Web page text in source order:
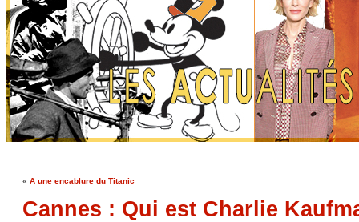
« A une encablure du Titanic
Cannes : Qui est Charlie